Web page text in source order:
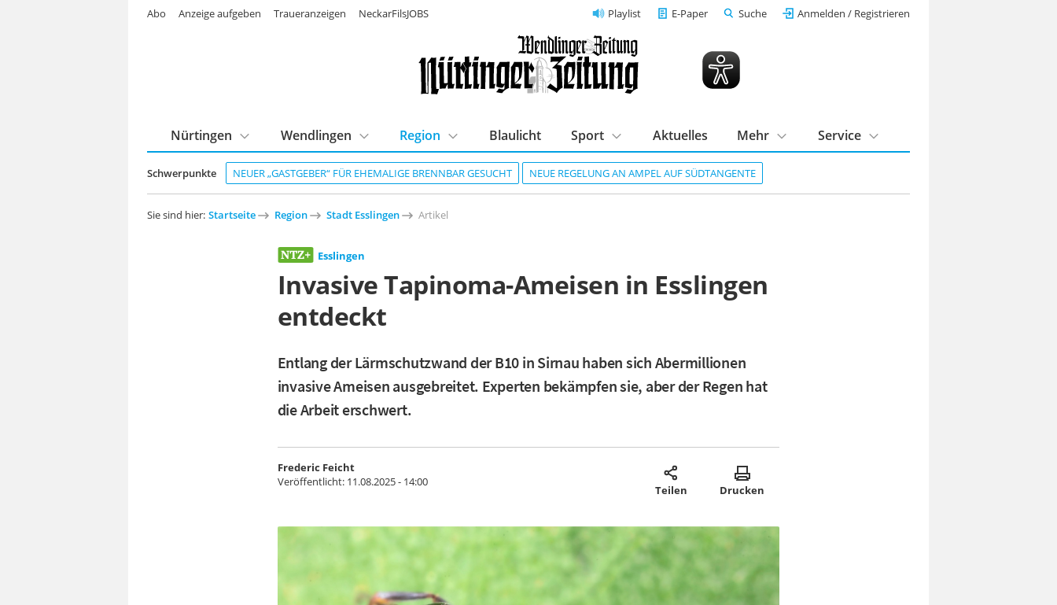
Playlist E-Paper Suche Anmelden / Registrieren
Schwerpunkte NEUER „GASTGEBER“ FÜR EHEMALIGE BRENNBAR GESUCHT NEUE REGELUNG AN AMPEL AUF SÜDTANGENTE
Nürtingen Wendlingen Region Blaulicht Sport Aktuelles Mehr Service
Abo Anzeige aufgeben Traueranzeigen NeckarFilsJOBS
Sie sind hier: Startseite Region Stadt Esslingen Artikel
Esslingen
Invasive Tapinoma-Ameisen in Esslingen
entdeckt
Entlang der Lärmschutzwand der B10 in Sirnau haben sich Abermillionen
invasive Ameisen ausgebreitet. Experten bekämpfen sie, aber der Regen hat
die Arbeit erschwert.
Frederic Feicht
Veröffentlicht: 11.08.2025 - 14:00
Teilen Drucken